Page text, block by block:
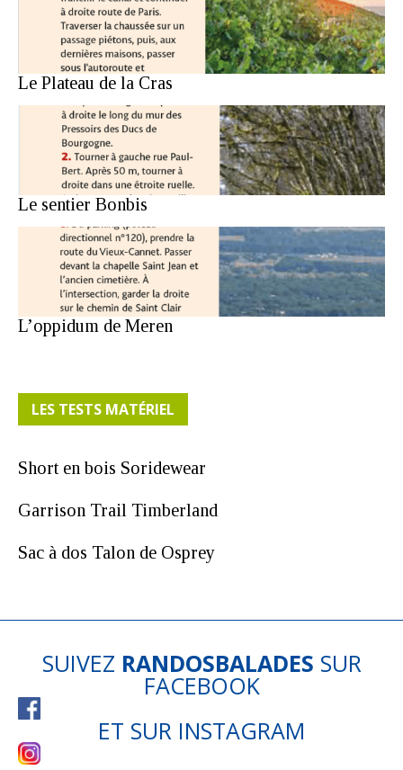
Le Plateau de la Cras
Le sentier Bonbis
L’oppidum de Meren
LES TESTS MATÉRIEL
Short en bois Soridewear
Garrison Trail Timberland
Sac à dos Talon de Osprey
SUIVEZ RANDOSBALADES SUR
FACEBOOK
ET SUR INSTAGRAM